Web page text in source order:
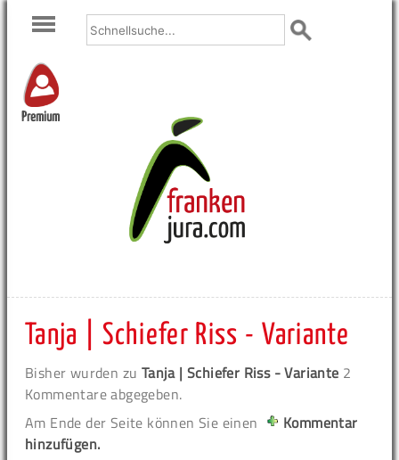
Premium
Tanja | Schiefer Riss - Variante
Bisher wurden zu Tanja | Schiefer Riss - Variante 2
Kommentare abgegeben.
Am Ende der Seite können Sie einen
Kommentar
hinzufügen.